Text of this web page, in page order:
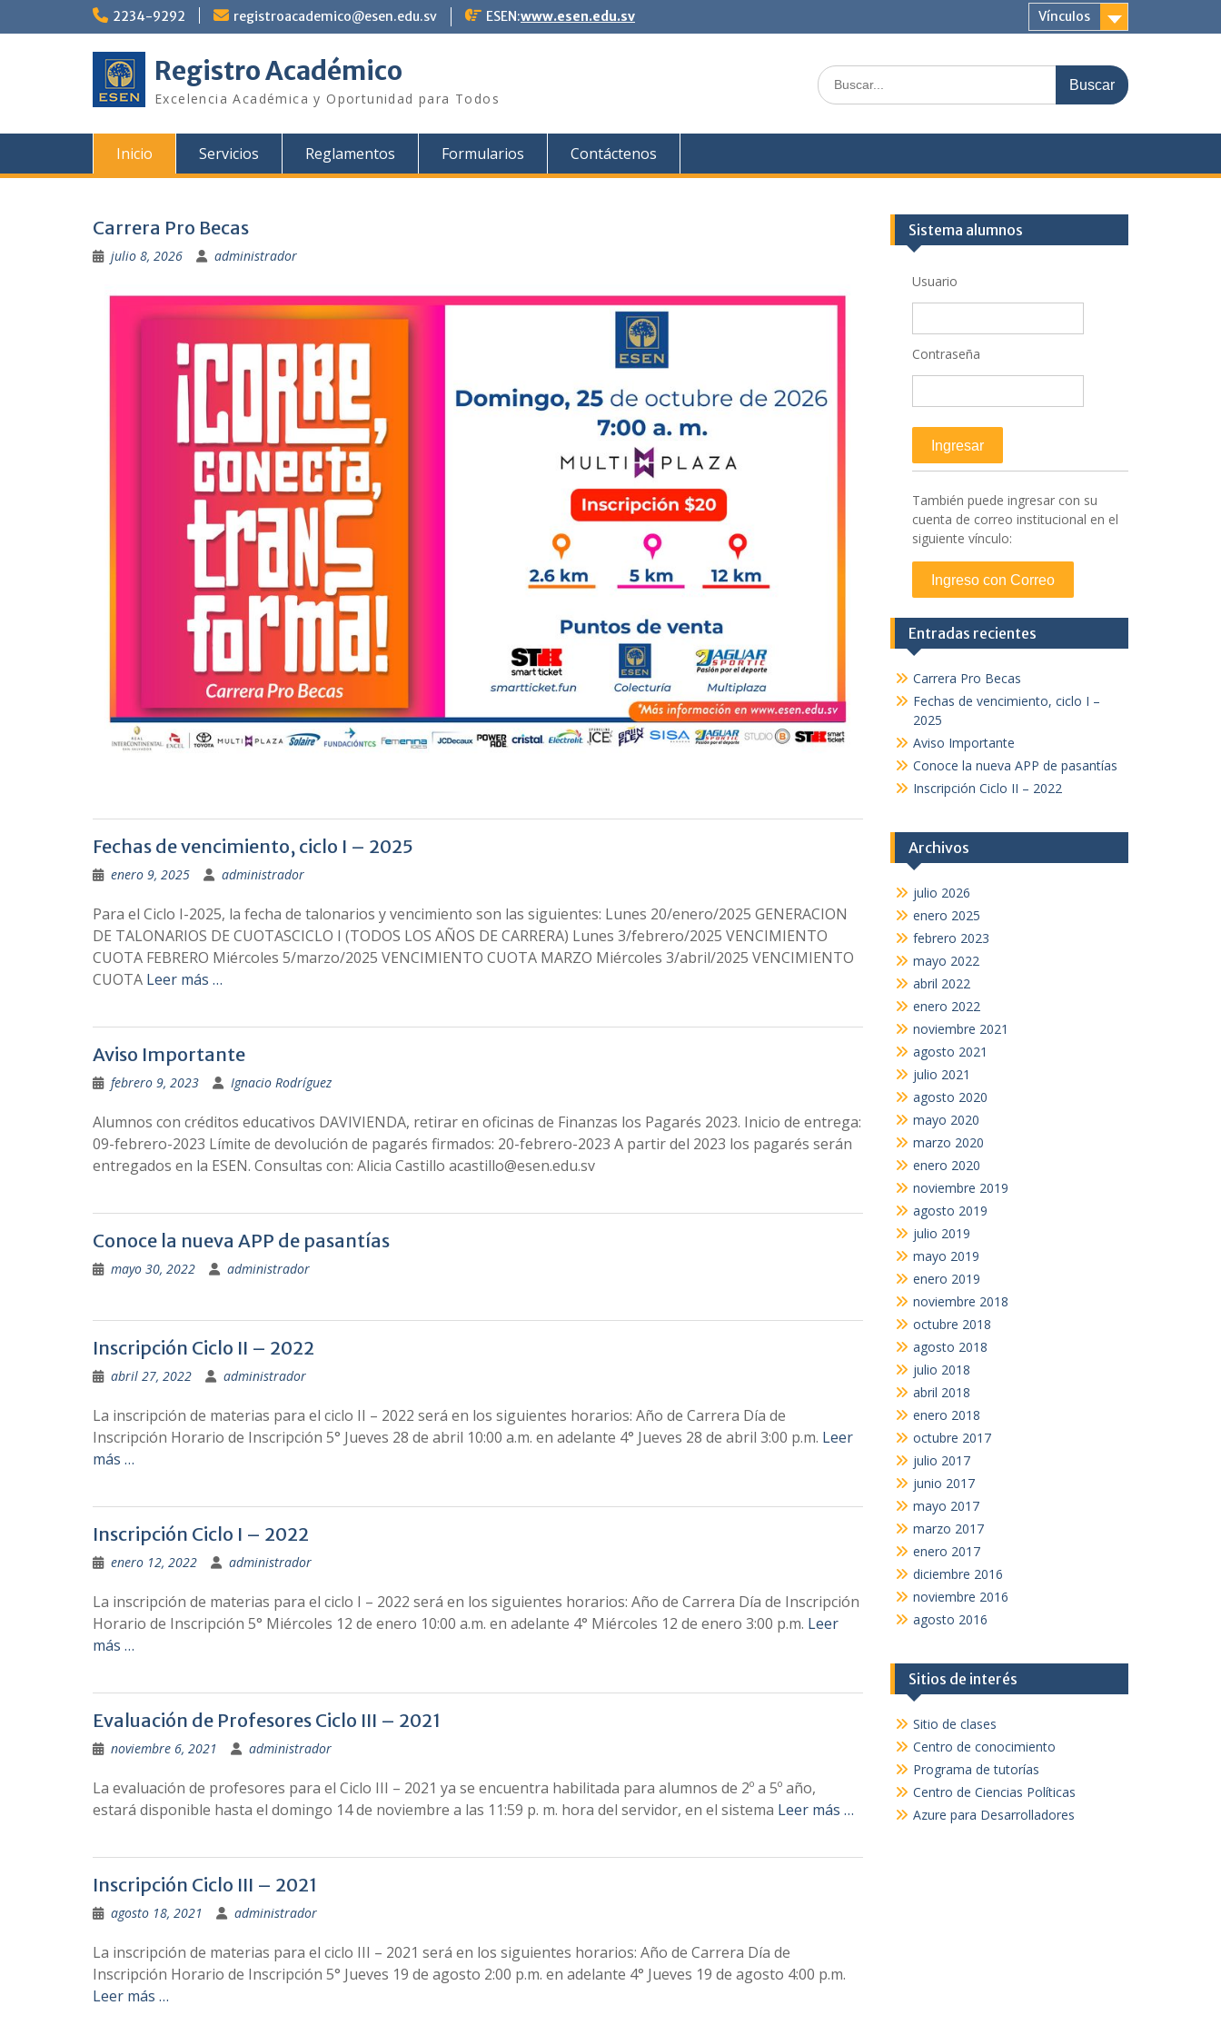
2234-9292 registroacademico@esen.edu.sv ESEN:www.esen.edu.sv Vínculos
Registro Académico
Excelencia Académica y Oportunidad para Todos
Buscar:
Inicio Servicios Reglamentos Formularios Contáctenos
Carrera Pro Becas
julio 8, 2026 administrador
Fechas de vencimiento, ciclo I – 2025
enero 9, 2025 administrador
Para el Ciclo I-2025, la fecha de talonarios y vencimiento son las siguientes: Lunes 20/enero/2025 GENERACION
DE TALONARIOS DE CUOTASCICLO I (TODOS LOS AÑOS DE CARRERA) Lunes 3/febrero/2025 VENCIMIENTO
CUOTA FEBRERO Miércoles 5/marzo/2025 VENCIMIENTO CUOTA MARZO Miércoles 3/abril/2025 VENCIMIENTO
CUOTA Leer más …
Aviso Importante
febrero 9, 2023 Ignacio Rodríguez
Alumnos con créditos educativos DAVIVIENDA, retirar en oficinas de Finanzas los Pagarés 2023. Inicio de entrega:
09-febrero-2023 Límite de devolución de pagarés firmados: 20-febrero-2023 A partir del 2023 los pagarés serán
entregados en la ESEN. Consultas con: Alicia Castillo acastillo@esen.edu.sv
Conoce la nueva APP de pasantías
mayo 30, 2022 administrador
Inscripción Ciclo II – 2022
abril 27, 2022 administrador
La inscripción de materias para el ciclo II – 2022 será en los siguientes horarios: Año de Carrera Día de
Inscripción Horario de Inscripción 5° Jueves 28 de abril 10:00 a.m. en adelante 4° Jueves 28 de abril 3:00 p.m. Leer
más …
Inscripción Ciclo I – 2022
enero 12, 2022 administrador
La inscripción de materias para el ciclo I – 2022 será en los siguientes horarios: Año de Carrera Día de Inscripción
Horario de Inscripción 5° Miércoles 12 de enero 10:00 a.m. en adelante 4° Miércoles 12 de enero 3:00 p.m. Leer
más …
Evaluación de Profesores Ciclo III – 2021
noviembre 6, 2021 administrador
La evaluación de profesores para el Ciclo III – 2021 ya se encuentra habilitada para alumnos de 2º a 5º año,
estará disponible hasta el domingo 14 de noviembre a las 11:59 p. m. hora del servidor, en el sistema Leer más …
Inscripción Ciclo III – 2021
agosto 18, 2021 administrador
La inscripción de materias para el ciclo III – 2021 será en los siguientes horarios: Año de Carrera Día de
Inscripción Horario de Inscripción 5° Jueves 19 de agosto 2:00 p.m. en adelante 4° Jueves 19 de agosto 4:00 p.m.
Leer más …
Sistema alumnos
Usuario
Contraseña
También puede ingresar con su
cuenta de correo institucional en el
siguiente vínculo:
Entradas recientes
Carrera Pro Becas
Fechas de vencimiento, ciclo I –
2025
Aviso Importante
Conoce la nueva APP de pasantías
Inscripción Ciclo II – 2022
Archivos
julio 2026
enero 2025
febrero 2023
mayo 2022
abril 2022
enero 2022
noviembre 2021
agosto 2021
julio 2021
agosto 2020
mayo 2020
marzo 2020
enero 2020
noviembre 2019
agosto 2019
julio 2019
mayo 2019
enero 2019
noviembre 2018
octubre 2018
agosto 2018
julio 2018
abril 2018
enero 2018
octubre 2017
julio 2017
junio 2017
mayo 2017
marzo 2017
enero 2017
diciembre 2016
noviembre 2016
agosto 2016
Sitios de interés
Sitio de clases
Centro de conocimiento
Programa de tutorías
Centro de Ciencias Políticas
Azure para Desarrolladores